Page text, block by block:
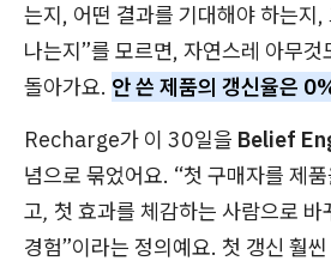
는지, 어떤 결과를 기대해야 하는지
나는지”를 모르면, 자연스레 아무것
돌아가요. 안 쓴 제품의 갱신율은
Recharge가 이 30일을 Belief
념으로 묶었어요. “첫 구매자를 제
고, 첫 효과를 체감하는 사람으로 바
경험”이라는 정의예요. 첫 갱신 훨